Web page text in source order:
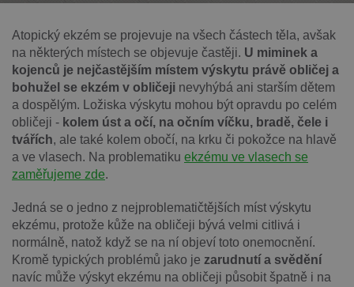
Atopický ekzém se projevuje na všech částech těla, avšak
na některých místech se objevuje častěji. U miminek a
kojenců je nejčastějším místem výskytu právě obličej a
bohužel se ekzém v obličeji nevyhýbá ani starším dětem
a dospělým. Ložiska výskytu mohou být opravdu po celém
obličeji - kolem úst a očí, na očním víčku, bradě, čele i
tvářích, ale také kolem obočí, na krku či pokožce na hlavě
a ve vlasech. Na problematiku ekzému ve vlasech se
zaměřujeme zde.
Jedná se o jedno z nejproblematičtějších míst výskytu
ekzému, protože kůže na obličeji bývá velmi citlivá i
normálně, natož když se na ní objeví toto onemocnění.
Kromě typických problémů jako je zarudnutí a svědění
navíc může výskyt ekzému na obličeji působit špatně i na